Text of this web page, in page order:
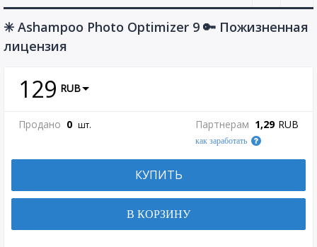
✳️ Ashampoo Photo Optimizer 9 🔑 Пожизненная
лицензия
129 RUB
Продано 0 шт. Партнерам 1,29 RUB
как заработать
КУПИТЬ
В КОРЗИНУ